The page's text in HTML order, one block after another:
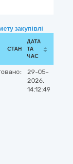
закупівлі
СТАН
ДАТА
ТА
ЧАС
29-05-
2026,
14:12:49